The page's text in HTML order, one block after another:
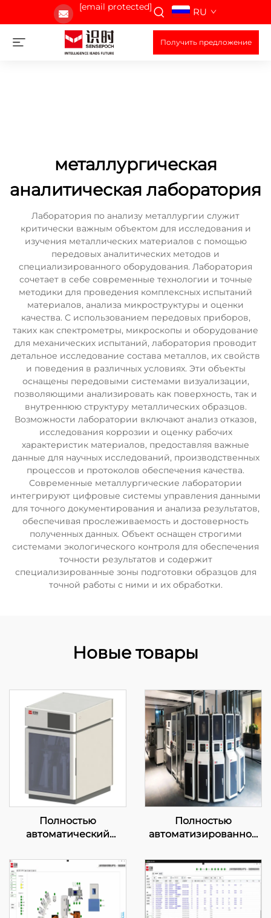
[email protected] RU
Получить предложение
металлургическая
аналитическая лаборатория
Лаборатория по анализу металлургии служит
критически важным объектом для исследования и
изучения металлических материалов с помощью
передовых аналитических методов и
специализированного оборудования. Лаборатория
сочетает в себе современные технологии и точные
методики для проведения комплексных испытаний
материалов, анализа микроструктуры и оценки
качества. С использованием передовых приборов,
таких как спектрометры, микроскопы и оборудование
для механических испытаний, лаборатория проводит
детальное исследование состава металлов, их свойств
и поведения в различных условиях. Эти объекты
оснащены передовыми системами визуализации,
позволяющими анализировать как поверхность, так и
внутреннюю структуру металлических образцов.
Возможности лаборатории включают анализ отказов,
исследования коррозии и оценку рабочих
характеристик материалов, предоставляя важные
данные для научных исследований, производственных
процессов и протоколов обеспечения качества.
Современные металлургические лаборатории
интегрируют цифровые системы управления данными
для точного документирования и анализа результатов,
обеспечивая прослеживаемость и достоверность
полученных данных. Объект оснащен строгими
системами экологического контроля для обеспечения
точности результатов и содержит
специализированные зоны подготовки образцов для
точной работы с ними и их обработки.
Новые товары
Полностью
автоматический
аппарат
Полностью
автоматизированное
оборудование для
доставки образцов